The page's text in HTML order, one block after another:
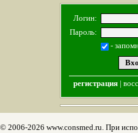
Логин:
Пароль:
-
регистрация|
© 2006-2026 www.consmed.ru. При